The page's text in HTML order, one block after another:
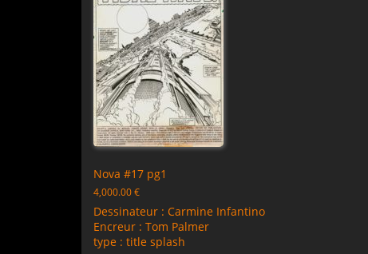
Nova #17 pg1
4,000.00€
Dessinateur : Carmine Infantino
Encreur : Tom Palmer
type : title splash